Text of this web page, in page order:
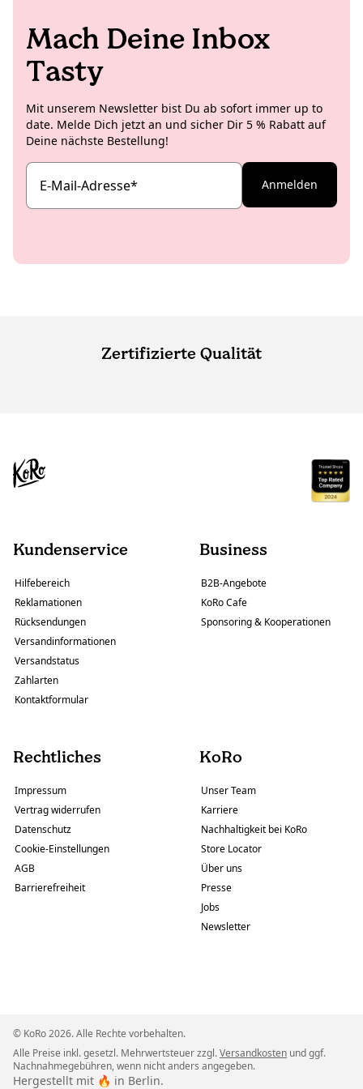
Mach Deine Inbox
Tasty
Mit unserem Newsletter bist Du ab sofort immer up to
date. Melde Dich jetzt an und sicher Dir 5 % Rabatt auf
Deine nächste Bestellung!
E-Mail-Adresse* Anmelden
Zertifizierte Qualität
Kundenservice
Hilfebereich
Reklamationen
Rücksendungen
Versandinformationen
Versandstatus
Zahlarten
Kontaktformular
Business
B2B-Angebote
KoRo Cafe
Sponsoring & Kooperationen
Rechtliches
Impressum
Vertrag widerrufen
Datenschutz
Cookie-Einstellungen
AGB
Barrierefreiheit
KoRo
Unser Team
Karriere
Nachhaltigkeit bei KoRo
Store Locator
Über uns
Presse
Jobs
Newsletter
© KoRo 2026. Alle Rechte vorbehalten.
Alle Preise inkl. gesetzl. Mehrwertsteuer zzgl.Versandkosten und ggf.
Nachnahmegebühren, wenn nicht anders angegeben.
Hergestellt mit 🔥 in Berlin.